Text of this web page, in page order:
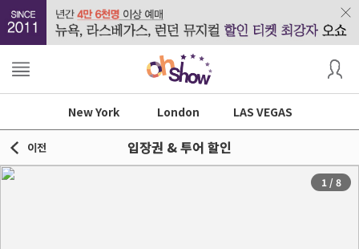
New York London LAS VEGAS
이전 입장권 & 투어 할인
1 /8